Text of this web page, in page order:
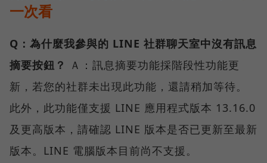
一次看
Q：為什麼我參與的 LINE 社群聊天室中沒有訊息
摘要按鈕？
Ａ：訊息摘要功能採階段性功能更
新，若您的社群未出現此功能，還請稍加等待。
此外，此功能僅支援 LINE 應用程式版本 13.16.0
及更高版本，請確認 LINE 版本是否已更新至最新
版本。LINE 電腦版本目前尚不支援。